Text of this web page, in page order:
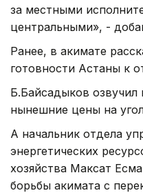
за местными
центральными», -
Ранее, в акимате
готовности Астаны к
Б.Байсадыков
нынешние цены на
А начальник отдела
энергетических
хозяйства Максат
борьбы акимата с